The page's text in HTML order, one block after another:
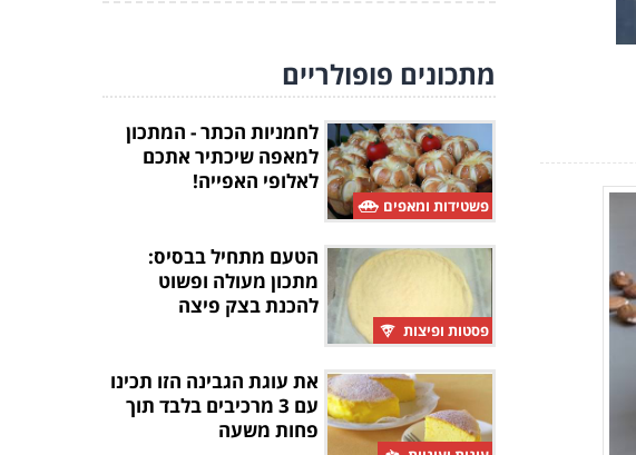
מתכונים פופולריים
פשטידות ומאפים
לחמניות הכתר - המתכון
למאפה שיכתיר אתכם
לאלופי האפייה!
פסטות ופיצות
הטעם מתחיל בבסיס:
מתכון מעולה ופשוט
להכנת בצק פיצה
את עוגת הגבינה הזו תכינו
עם 3 מרכיבים בלבד תוך
פחות משעה